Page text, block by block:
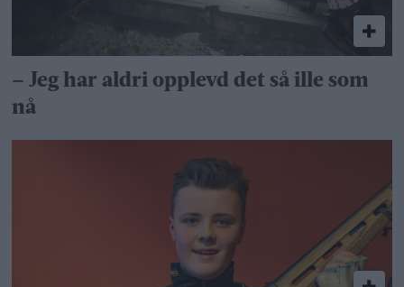
– Jeg har aldri opplevd det så ille som
nå